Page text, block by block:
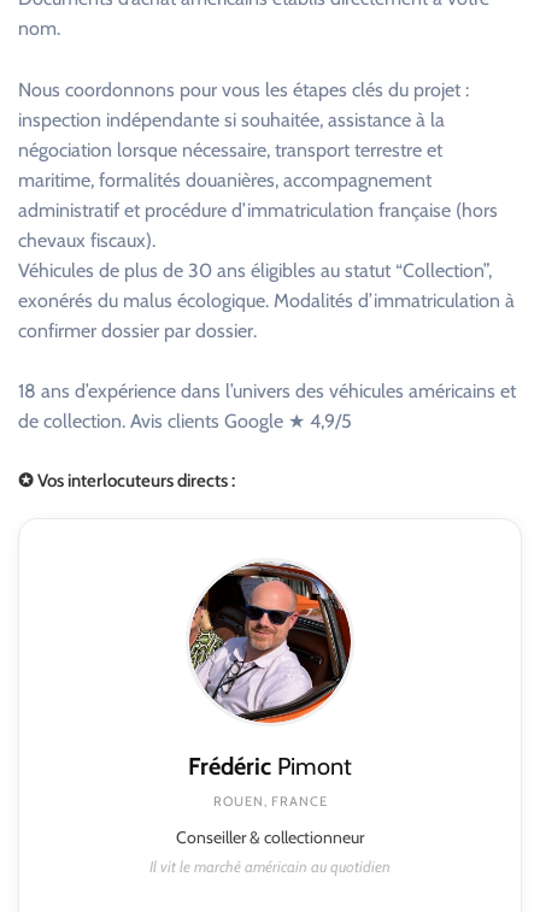
nom.
Nous coordonnons pour vous les étapes clés du projet :
inspection indépendante si souhaitée, assistance à la
négociation lorsque nécessaire, transport terrestre et
maritime, formalités douanières, accompagnement
administratif et procédure d’immatriculation française (hors
chevaux fiscaux).
Véhicules de plus de 30 ans éligibles au statut “Collection”,
exonérés du malus écologique. Modalités d’immatriculation à
confirmer dossier par dossier.
18 ans d’expérience dans l’univers des véhicules américains et
de collection. Avis clients Google ★ 4,9/5
✪ Vos interlocuteurs directs :
Frédéric Pimont
ROUEN, FRANCE
Conseiller & collectionneur
Il vit le marché américain au quotidien